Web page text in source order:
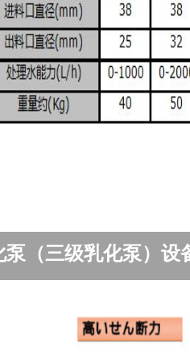
泵（三级乳化泵）设